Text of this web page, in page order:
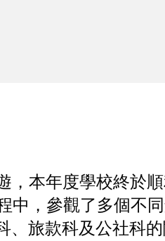
，本年度學校終於
中，參觀了多個不
、旅款科及公社科